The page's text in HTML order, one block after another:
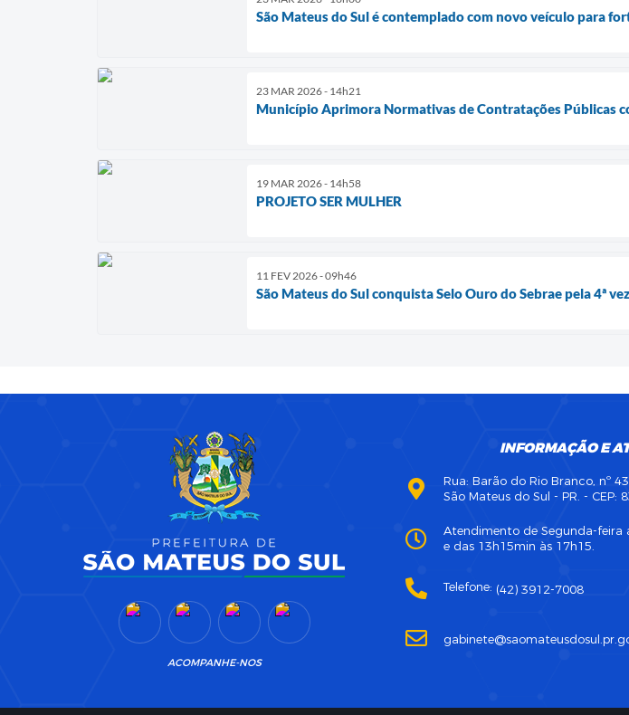
São Mateus do Sul é contemplado com novo veículo para
23 MAR 2026 - 14h21
Município Aprimora Normativas de Contratações Públicas
19 MAR 2026 - 14h58
PROJETO SER MULHER
11 FEV 2026 - 09h46
São Mateus do Sul conquista Selo Ouro do Sebrae pela 4ª
ACOMPANHE-NOS
INFORMAÇÃO E
Rua: Barão do Rio Branco, nº
São Mateus do Sul - PR. - CEP:
Atendimento de Segunda-feira
e das 13h15min às 17h15.
Telefone: (42) 3912-7008